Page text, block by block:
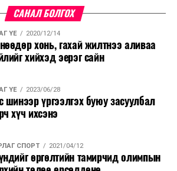
САНАЛ БОЛГОХ
ҮЕ 2020/12/14
хонь, гахай жилтнээ аливаа
хийхэд эерэг сайн
ҮЕ 2023/06/28
шинээр үргээлгэх буюу засуулбал
хүч ихсэнэ
СПОРТ 2021/04/12
өргөлтийн тамирчид олимпын